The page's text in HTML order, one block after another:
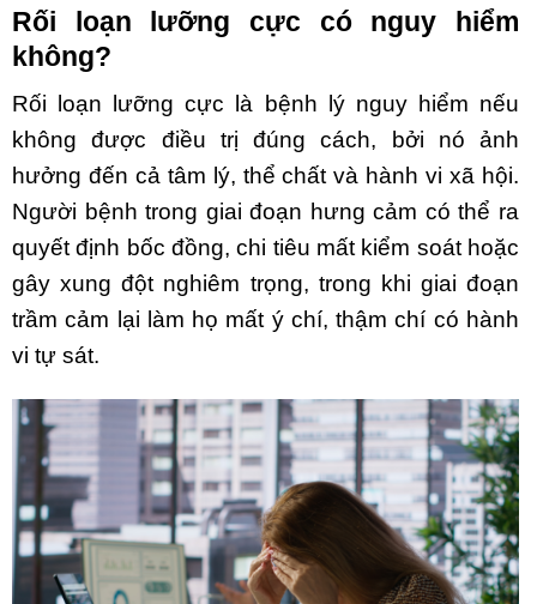
Rối loạn lưỡng cực có nguy hiểm
không?
Rối loạn lưỡng cực là bệnh lý nguy hiểm nếu
không được điều trị đúng cách, bởi nó ảnh
hưởng đến cả tâm lý, thể chất và hành vi xã hội.
Người bệnh trong giai đoạn hưng cảm có thể ra
quyết định bốc đồng, chi tiêu mất kiểm soát hoặc
gây xung đột nghiêm trọng, trong khi giai đoạn
trầm cảm lại làm họ mất ý chí, thậm chí có hành
vi tự sát.